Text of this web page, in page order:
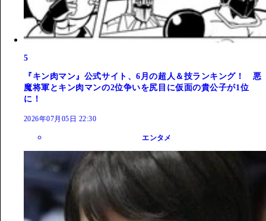
5
『キン肉マン』公式サイト、6月の超人＆技ランキング！ 悪
魔将軍とキン肉マンの2位争いを尻目に仮面の貴公子が1位
に！
2026年07月05日 22:30
エンタメ